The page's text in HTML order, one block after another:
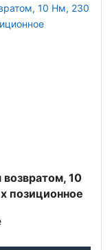
10
позиционное